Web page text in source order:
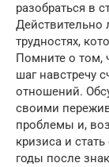
разобраться в
Действительно
трудностях,
Помните о том,
шаг навстречу
отношений.
своими
проблемы и,
кризиса и
годы после